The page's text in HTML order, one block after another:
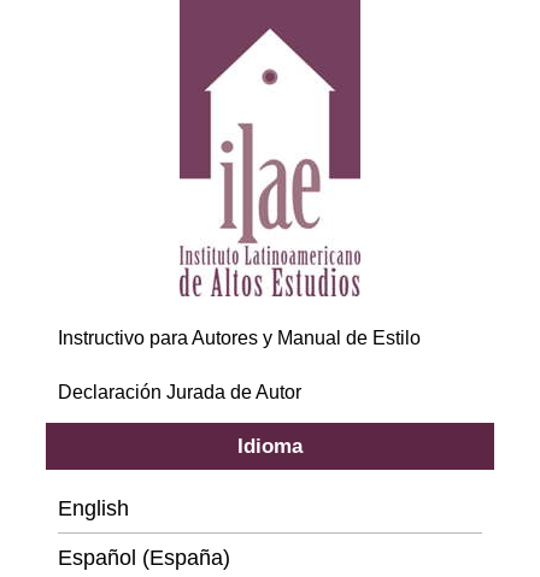
Instructivo para Autores y Manual de Estilo
Declaración Jurada de Autor
Idioma
English
Español (España)